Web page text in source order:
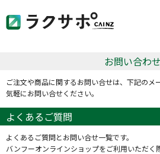
お問い合わせ
ご注文や商品に関するお問い合せは、下記のメ
気軽にお問い合せください。
よくあるご質問
よくあるご質問とお問い合せ一覧です。
バンフーオンラインショップをご利用いただく